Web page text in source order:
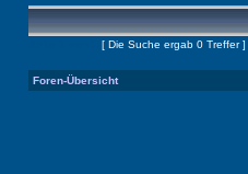
[ Die Suche ergab 0 Treffer ]
Foren-Übersicht